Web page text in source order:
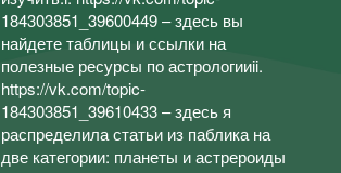
184303851_39600449 – здесь вы
найдете таблицы и ссылки на
полезные ресурсы по астрологииii.
https://vk.com/topic-
184303851_39610433 – здесь я
распределила статьи из паблика на
две категории: планеты и астрероиды